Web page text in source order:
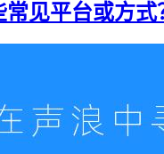
见平台或方式